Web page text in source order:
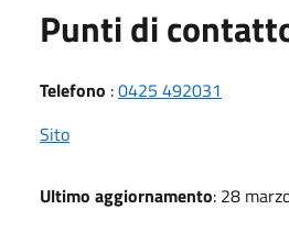
Punti di
Telefono :0425 492031
Sito
Ultimo aggiornamento: 28